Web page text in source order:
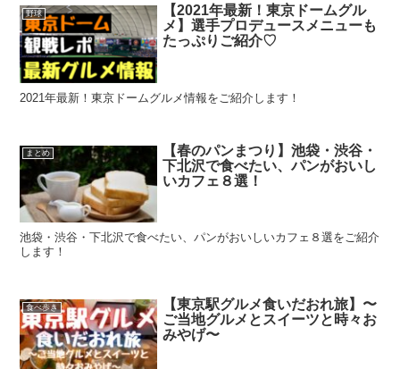
野球
【2021年最新！東京ドームグル
メ】選手プロデュースメニューも
たっぷりご紹介♡
2021年最新！東京ドームグルメ情報をご紹介します！
まとめ
【春のパンまつり】池袋・渋谷・
下北沢で食べたい、パンがおいし
いカフェ８選！
池袋・渋谷・下北沢で食べたい、パンがおいしいカフェ８選をご紹介
します！
食べ歩き
【東京駅グルメ食いだおれ旅】〜
ご当地グルメとスイーツと時々お
みやげ〜